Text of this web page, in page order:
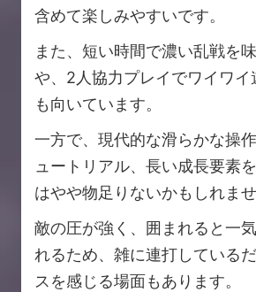
含めて楽しみやすいです。
また、短い時間で濃い乱戦を
や、2人協力プレイでワイワイ
も向いています。
一方で、現代的な滑らかな操
ュートリアル、長い成長要素
はやや物足りないかもしれませ
敵の圧が強く、囲まれると一
れるため、雑に連打している
スを感じる場面もあります。